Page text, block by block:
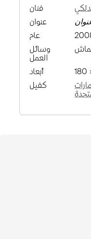
فنان
عنوان
عام
وسائل
العمل
أبعاد
180
كفيل